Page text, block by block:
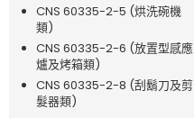
CNS 60335-2-5 (烘洗碗機
類)
CNS 60335-2-6 (放置型感應
爐及烤箱類)
CNS 60335-2-8 (刮鬍刀及剪
髮器類)